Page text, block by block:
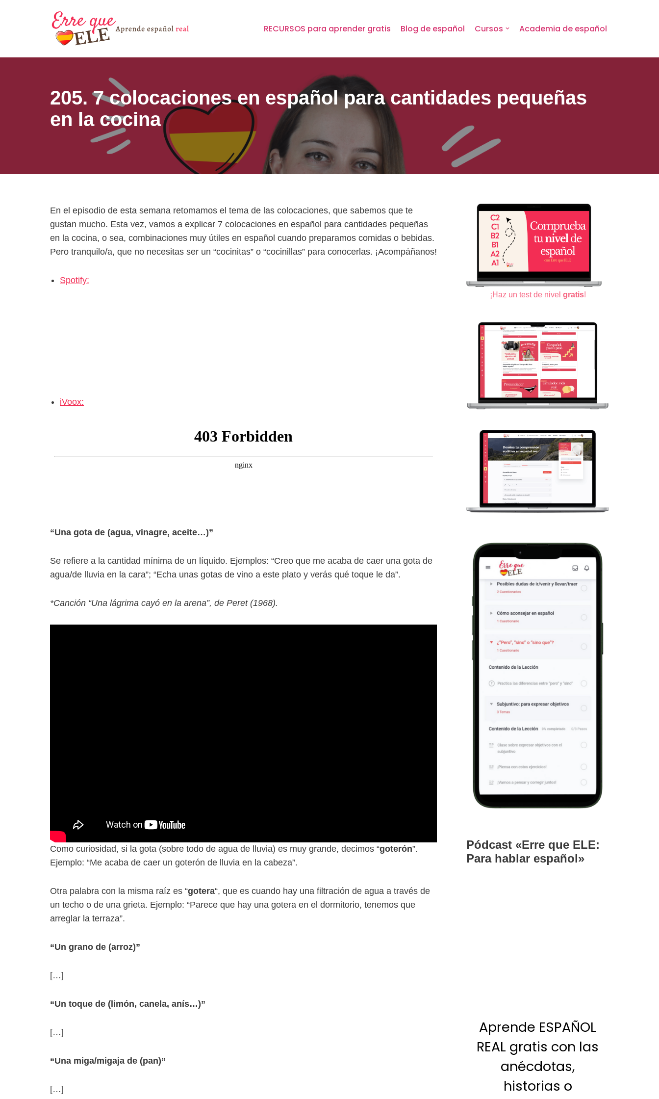
contenido
RECURSOS para aprender gratis Blog de español Cursos Academia de español
205. 7 colocaciones en español para cantidades pequeñas
en la cocina
En el episodio de esta semana retomamos el tema de las colocaciones, que sabemos que te
gustan mucho. Esta vez, vamos a explicar 7 colocaciones en español para cantidades pequeñas
en la cocina, o sea, combinaciones muy útiles en español cuando preparamos comidas o bebidas.
Pero tranquilo/a, que no necesitas ser un “cocinitas” o “cocinillas” para conocerlas. ¡Acompáñanos!
Spotify:
iVoox:
“Una gota de (agua, vinagre, aceite…)”
Se refiere a la cantidad mínima de un líquido. Ejemplos: “Creo que me acaba de caer una gota de
agua/de lluvia en la cara”; “Echa unas gotas de vino a este plato y verás qué toque le da”.
*Canción “Una lágrima cayó en la arena”, de Peret (1968).
Como curiosidad, si la gota (sobre todo de agua de lluvia) es muy grande, decimos “goterón”.
Ejemplo: “Me acaba de caer un goterón de lluvia en la cabeza”.
Otra palabra con la misma raíz es “gotera“, que es cuando hay una filtración de agua a través de
un techo o de una grieta. Ejemplo: “Parece que hay una gotera en el dormitorio, tenemos que
arreglar la terraza”.
“Un grano de (arroz)”
[…]
“Un toque de (limón, canela, anís…)”
[…]
“Una miga/migaja de (pan)”
[…]
¡Haz un test de nivel gratis!
Pódcast «Erre que ELE:
Para hablar español»
Aprende ESPAÑOL
REAL gratis con las
anécdotas,
historias o